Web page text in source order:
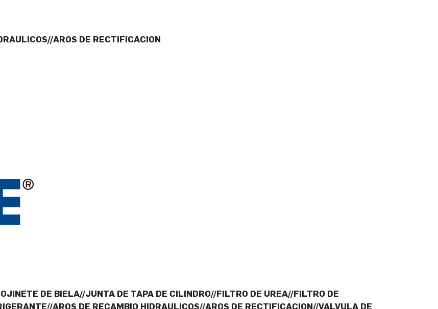
AROS DE RECTIFICACION
DE BIELA//JUNTA DE TAPA DE CILINDRO//FILTRO DE UREA//FILTRO DE
AROS DE RECAMBIO HIDRAULICOS//AROS DE RECTIFICACION//VALVULA DE